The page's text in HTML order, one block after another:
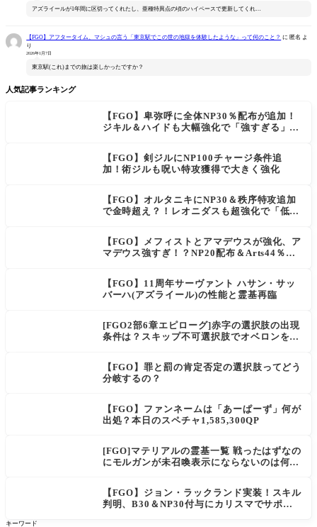
アズライールが1年間に区切ってくれたし、亜種特異点の頃のハイペースで更新してくれ…
【FGO】アフタータイム、マシュの言う「東京駅でこの世の地獄を体験したような」って何のこと？ に 匿名 よ
り
2026年1月7日
東京駅(これ)までの旅は楽しかったですか？
人気記事ランキング
【FGO】卑弥呼に全体NP30％配布が追加！
ジキル＆ハイドも大幅強化で「強すぎる」の
【FGO】剣ジルにNP100チャージ条件追
加！術ジルも呪い特攻獲得で大きく強化
【FGO】オルタニキにNP30＆秩序特攻追加
で金時超え？！レオニダスも超強化で「低レ
【FGO】メフィストとアマデウスが強化、ア
マデウス強すぎ！？NP20配布＆Arts44％強
【FGO】11周年サーヴァント ハサン・サッ
バーハ(アズライール)の性能と霊基再臨
[FGO2部6章エピローグ]赤字の選択肢の出現
条件は？スキップ不可選択肢でオベロンを疑
上がり出てくる
【FGO】罪と罰の肯定否定の選択肢ってどう
分岐するの？
【FGO】ファンネームは「あーぱーず」何が
出処？本日のスペチャ1,585,300QP
[FGO]マテリアルの霊基一覧 戦ったはずなの
にモルガンが未召喚表示にならないのは何
【FGO】ジョン・ラックランド実装！スキル
判明、B30＆NP30付与にカリスマでサポ性
キーワード